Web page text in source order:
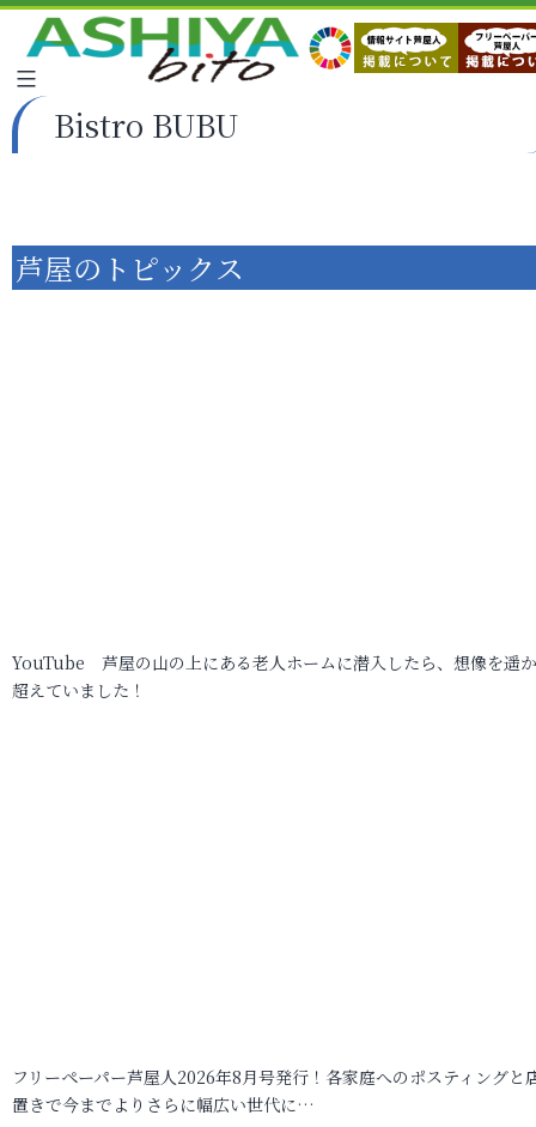
Bistro BUBU
芦屋のトピックス
YouTube 芦屋の山の上にある老人ホームに潜入したら、想像を遥
超えていました！
フリーペーパー芦屋人2026年8月号発行！各家庭へのポスティングと
置きで今までよりさらに幅広い世代に…